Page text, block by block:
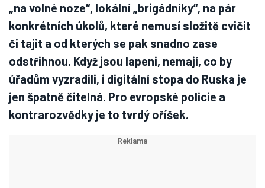
„na volné noze“, lokální „brigádníky“, na pár
konkrétních úkolů, které nemusí složitě cvičit
či tajit a od kterých se pak snadno zase
odstřihnou. Když jsou lapeni, nemají, co by
úřadům vyzradili, i digitální stopa do Ruska je
jen špatně čitelná. Pro evropské policie a
kontrarozvědky je to tvrdý oříšek.